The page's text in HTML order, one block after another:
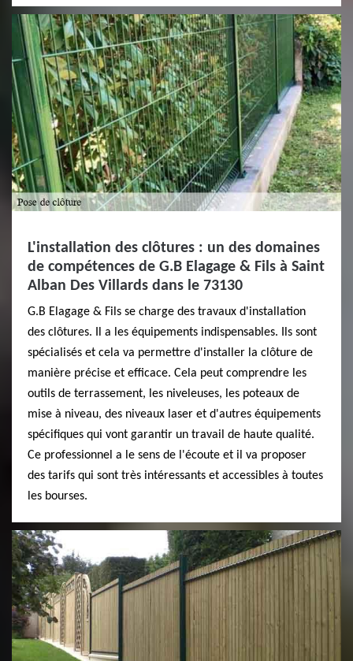
L'installation des clôtures : un des domaines
de compétences de G.B Elagage & Fils à Saint
Alban Des Villards dans le 73130
G.B Elagage & Fils se charge des travaux d'installation
des clôtures. Il a les équipements indispensables. Ils sont
spécialisés et cela va permettre d'installer la clôture de
manière précise et efficace. Cela peut comprendre les
outils de terrassement, les niveleuses, les poteaux de
mise à niveau, des niveaux laser et d'autres équipements
spécifiques qui vont garantir un travail de haute qualité.
Ce professionnel a le sens de l'écoute et il va proposer
des tarifs qui sont très intéressants et accessibles à toutes
les bourses.